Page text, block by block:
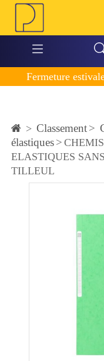
Fermeture
> Classement>
élastiques>
ELASTIQUES
TILLEUL